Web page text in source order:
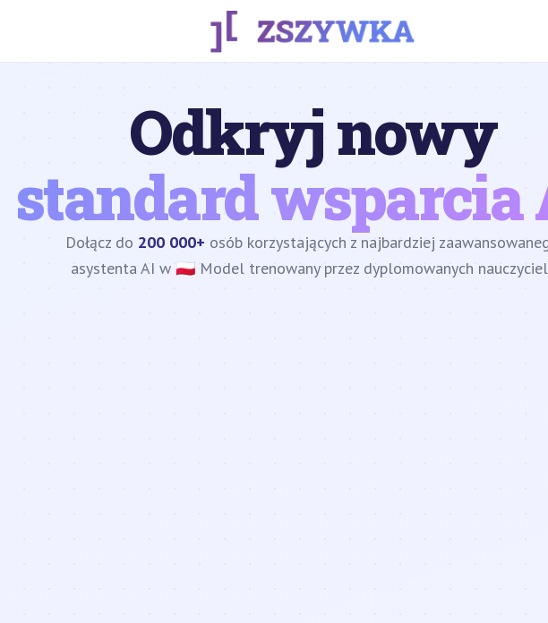
Odkryj nowy
standard wsparcia
Dołącz do 200 000+ osób korzystających z najbardziej
asystenta AI w 🇵🇱 Model trenowany przez dyplomowanych